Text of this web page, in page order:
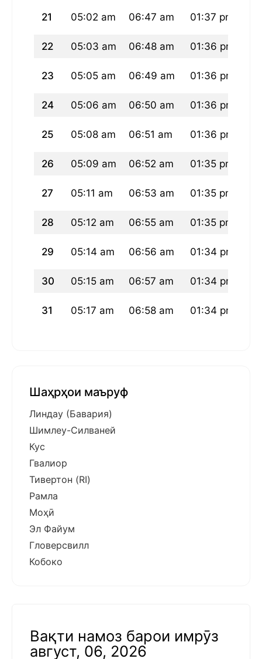
21 05:02 am 06:47 am 01:37 pm
22 05:03 am 06:48 am 01:36 pm
23 05:05 am 06:49 am 01:36 pm
24 05:06 am 06:50 am 01:36 pm
25 05:08 am 06:51 am 01:36 pm
26 05:09 am 06:52 am 01:35 pm
27 05:11 am 06:53 am 01:35 pm
28 05:12 am 06:55 am 01:35 pm
29 05:14 am 06:56 am 01:34 pm
30 05:15 am 06:57 am 01:34 pm
31 05:17 am 06:58 am 01:34 pm
Шаҳрҳои маъруф
Линдау (Бавария)
Шимлеу-Силваней
Кус
Гвалиор
Тивертон (RI)
Рамла
Моҳӣ
Эл Файум
Гловерсвилл
Кобоко
Вақти намоз барои имрӯз
август, 06, 2026